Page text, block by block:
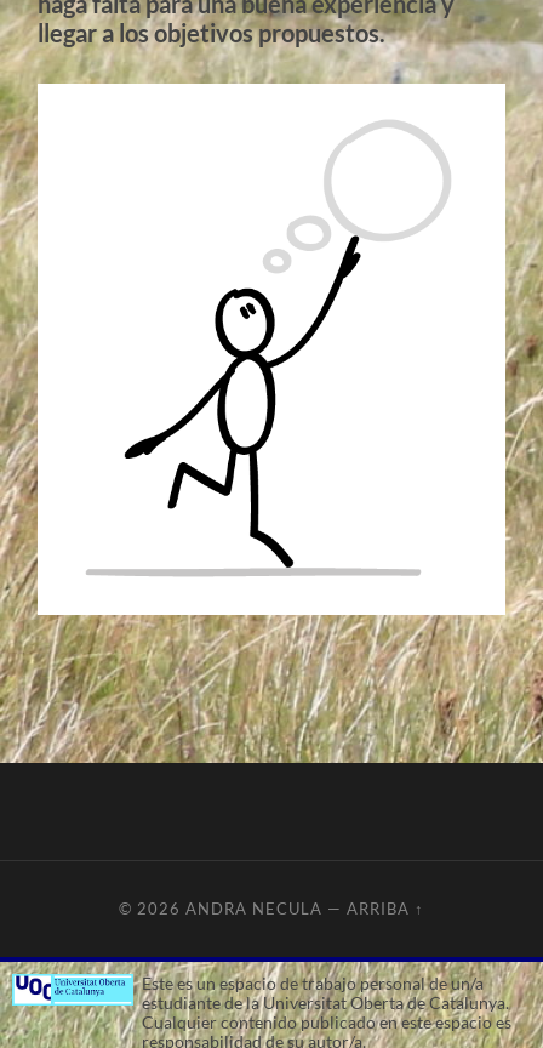
llegar a los objetivos propuestos.
© 2026 ANDRA NECULA — ARRIBA ↑
Este es un espacio de trabajo personal de un/a
estudiante de la Universitat Oberta de Catalunya.
Cualquier contenido publicado en este espacio es
responsabilidad de su autor/a.